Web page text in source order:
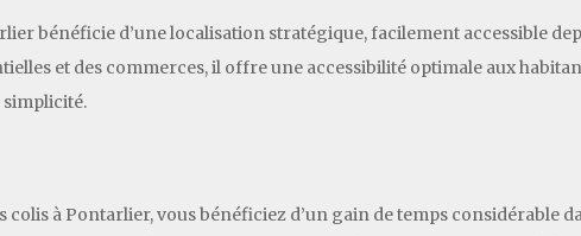
bénéficie d’une localisation stratégique, facilement accessible
et des commerces, il offre une accessibilité optimale aux
simplicité.
colis à Pontarlier, vous bénéficiez d’un gain de temps considérable